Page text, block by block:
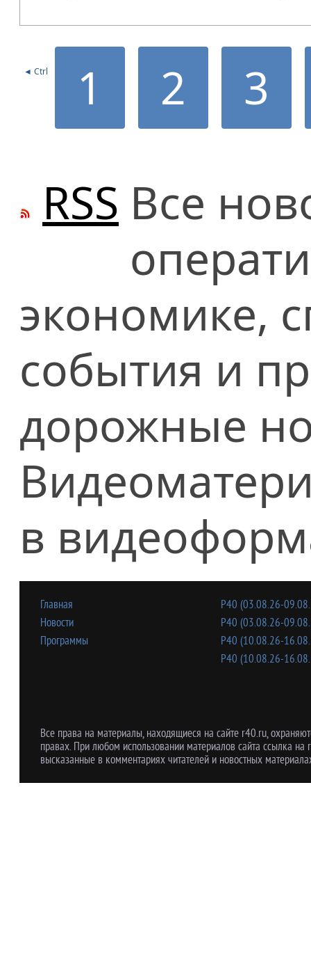
◄ Ctrl 1 2
3
RSS Все
экономике,
события и
дорожные
в
Главная
Новости
Программы
Р40 (03.08.26-
Р40 (03.08.26-
Р40 (10.08.26-
Р40 (10.08.26-
Все права на материалы, находящиеся на сайте r40.ru,
правах. При любом использовании материалов сайта ссылка
высказанные в комментариях читателей и новостных